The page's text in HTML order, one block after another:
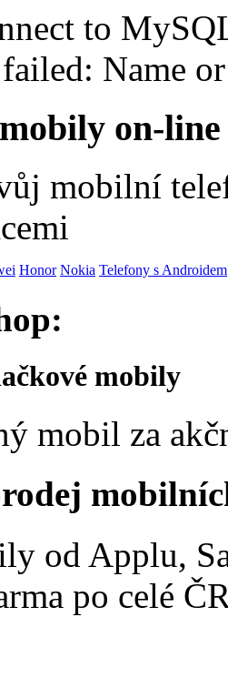
to
Name
on-
mobilní
Honor Nokia Telefony s Androidem
mobily
mobil za
od Applu,
po celé